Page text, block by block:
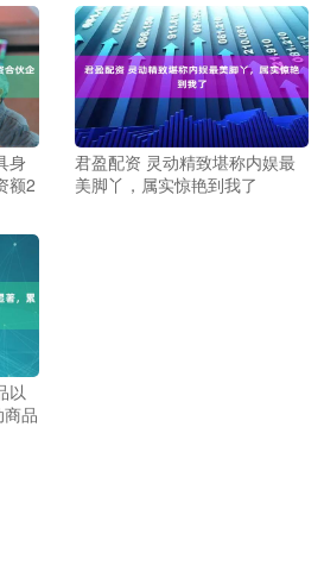
身
额2
君盈配资 灵动精致堪称内娱最
美脚丫，属实惊艳到我了
以
品